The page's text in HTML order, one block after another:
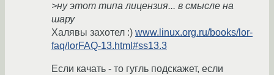
>ну этот типа лицензия... в смысле на
шару
Халявы захотел :) www.linux.org.ru/books/lor-
faq/lorFAQ-13.html#ss13.3
Если качать - то гугль подскажет, если